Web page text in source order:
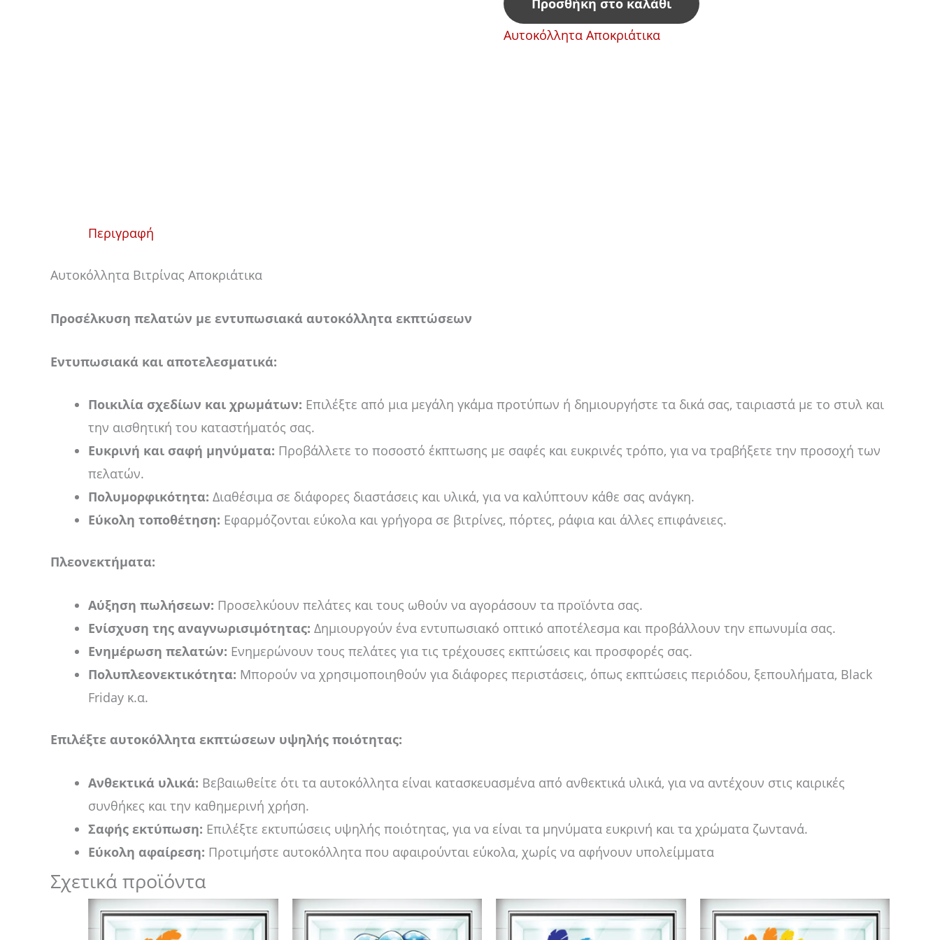
Προσθήκη στο καλάθι
Αυτοκόλλητα Αποκριάτικα
Περιγραφή
Αυτοκόλλητα Βιτρίνας Αποκριάτικα
Προσέλκυση πελατών με εντυπωσιακά αυτοκόλλητα εκπτώσεων
Εντυπωσιακά και αποτελεσματικά:
Ποικιλία σχεδίων και χρωμάτων: Επιλέξτε από μια μεγάλη γκάμα προτύπων ή δημιουργήστε τα δικά σας, ταιριαστά με το στυλ και
την αισθητική του καταστήματός σας.
Ευκρινή και σαφή μηνύματα: Προβάλλετε το ποσοστό έκπτωσης με σαφές και ευκρινές τρόπο, για να τραβήξετε την προσοχή των
πελατών.
Πολυμορφικότητα: Διαθέσιμα σε διάφορες διαστάσεις και υλικά, για να καλύπτουν κάθε σας ανάγκη.
Εύκολη τοποθέτηση: Εφαρμόζονται εύκολα και γρήγορα σε βιτρίνες, πόρτες, ράφια και άλλες επιφάνειες.
Πλεονεκτήματα:
Αύξηση πωλήσεων: Προσελκύουν πελάτες και τους ωθούν να αγοράσουν τα προϊόντα σας.
Ενίσχυση της αναγνωρισιμότητας: Δημιουργούν ένα εντυπωσιακό οπτικό αποτέλεσμα και προβάλλουν την επωνυμία σας.
Ενημέρωση πελατών: Ενημερώνουν τους πελάτες για τις τρέχουσες εκπτώσεις και προσφορές σας.
Πολυπλεονεκτικότητα: Μπορούν να χρησιμοποιηθούν για διάφορες περιστάσεις, όπως εκπτώσεις περιόδου, ξεπουλήματα, Black
Friday κ.α.
Επιλέξτε αυτοκόλλητα εκπτώσεων υψηλής ποιότητας:
Ανθεκτικά υλικά: Βεβαιωθείτε ότι τα αυτοκόλλητα είναι κατασκευασμένα από ανθεκτικά υλικά, για να αντέχουν στις καιρικές
συνθήκες και την καθημερινή χρήση.
Σαφής εκτύπωση: Επιλέξτε εκτυπώσεις υψηλής ποιότητας, για να είναι τα μηνύματα ευκρινή και τα χρώματα ζωντανά.
Εύκολη αφαίρεση: Προτιμήστε αυτοκόλλητα που αφαιρούνται εύκολα, χωρίς να αφήνουν υπολείμματα
Σχετικά προϊόντα
range:
14,00 €
Αυτό
το
range:
14,00 €
Αυτό
το
range:
14,00 €
Αυτό
το
range:
14,00 €
Αυτό
το